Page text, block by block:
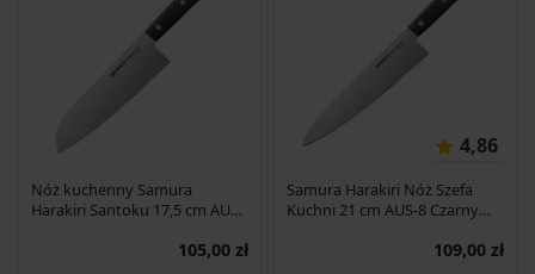
Nóż kuchenny Samura
Harakiri Santoku 17,5 cm AUS-
105,00 zł
4,86
Samura Harakiri Nóż Szefa
Kuchni 21 cm AUS-8 Czarny
109,00 zł